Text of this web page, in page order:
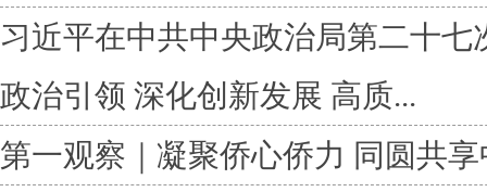
习近平在中共中央政治局第二十
政治引领 深化创新发展 高质...
第一观察｜凝聚侨心侨力 同圆共